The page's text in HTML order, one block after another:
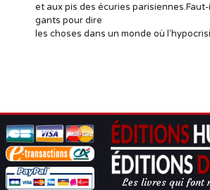
et aux pis des écuries
gants pour dire
les choses dans un monde où
Les livres qui font